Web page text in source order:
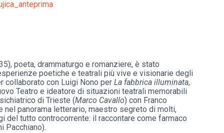
poeta, drammaturgo e romanziere, è stato
poetiche e teatrali più vive e visionarie degli
collaborato con Luigi Nono per La fabbrica illuminata,
Teatro e ideatore di situazioni teatrali memorabili
di Trieste (Marco Cavallo) con Franco
nel panorama letterario, maestro segreto di molti,
del tutto controcorrente: il raccontare come farmaco
Pacchiano).